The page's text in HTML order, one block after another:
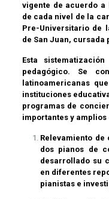
vigente de acuerdo
de cada nivel de la
Pre-Universitario de
de San Juan, cursada
Esta
pedagógico. Se
latinoamericanas
instituciones
programas de
importantes y amplios
Relevamiento
dos pianos de
desarrollado su
en diferentes
pianistas e